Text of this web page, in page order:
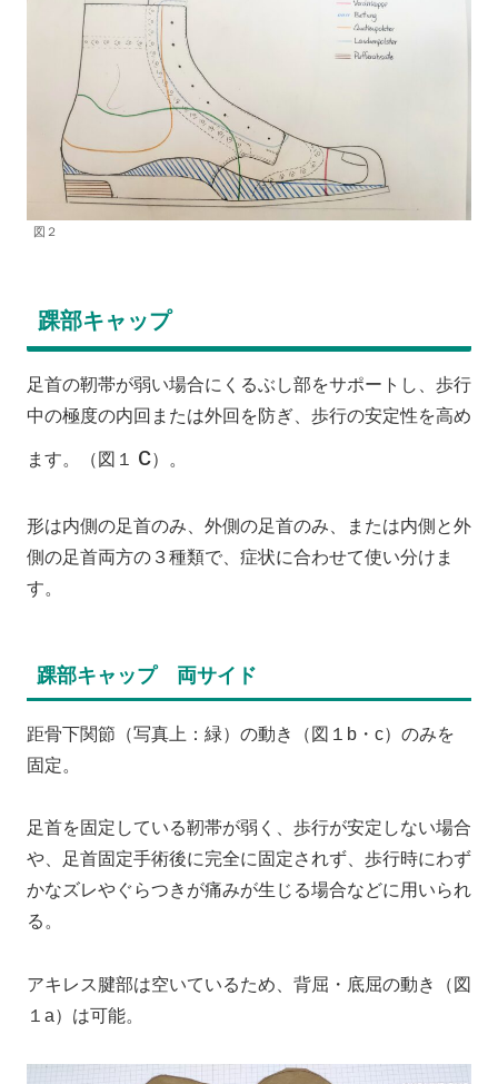
図２
踝部キャップ
足首の靭帯が弱い場合にくるぶし部をサポートし、歩行
中の極度の内回または外回を防ぎ、歩行の安定性を高め
ます。（図１ c）。
形は内側の足首のみ、外側の足首のみ、または内側と外
側の足首両方の３種類で、症状に合わせて使い分けま
す。
踝部キャップ 両サイド
距骨下関節（写真上：緑）の動き（図１b・c）のみを
固定。
足首を固定している靭帯が弱く、歩行が安定しない場合
や、足首固定手術後に完全に固定されず、歩行時にわず
かなズレやぐらつきが痛みが生じる場合などに用いられ
る。
アキレス腱部は空いているため、背屈・底屈の動き（図
１a）は可能。